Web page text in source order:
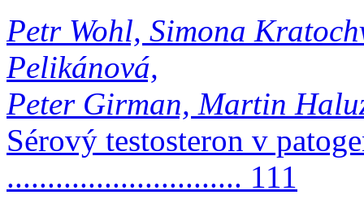
Petr Wohl, Simona
Pelikánová,
Peter Girman, Martin
Sérový testosteron v
............................. 111